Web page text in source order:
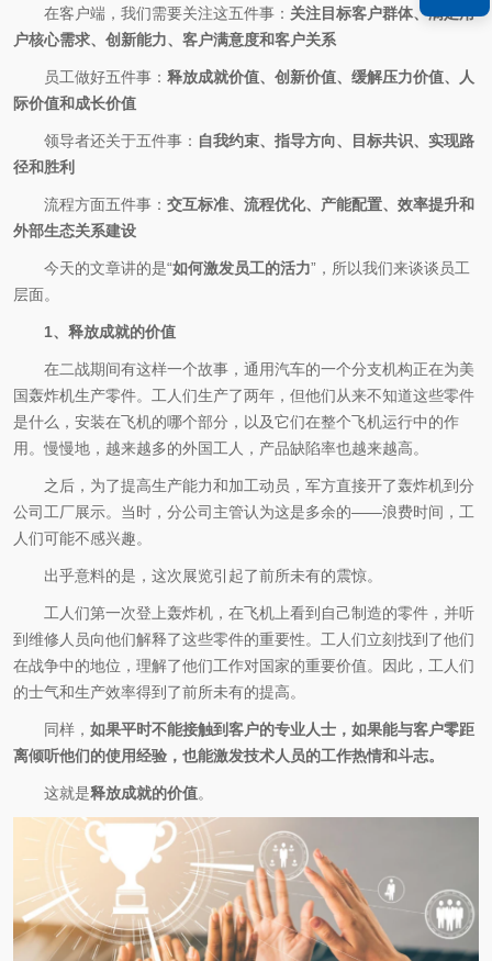
在客户端，我们需要关注这五件事： 关注目标客户群体、满足用
户核心需求、创新能力、客户满意度和客户关系
员工做好五件事： 释放成就价值、创新价值、缓解压力价值、人
际价值和成长价值
领导者还关于五件事： 自我约束、指导方向、目标共识、实现路
径和胜利
流程方面五件事： 交互标准、流程优化、产能配置、效率提升和
外部生态关系建设
今天的文章讲的是“如何激发员工的活力”，所以我们来谈谈员工
层面。
1、释放成就的价值
在二战期间有这样一个故事，通用汽车的一个分支机构正在为美
国轰炸机生产零件。工人们生产了两年，但他们从来不知道这些零件
是什么，安装在飞机的哪个部分，以及它们在整个飞机运行中的作
用。慢慢地，越来越多的外国工人，产品缺陷率也越来越高。
之后，为了提高生产能力和加工动员，军方直接开了轰炸机到分
公司工厂展示。当时，分公司主管认为这是多余的——浪费时间，工
人们可能不感兴趣。
出乎意料的是，这次展览引起了前所未有的震惊。
工人们第一次登上轰炸机，在飞机上看到自己制造的零件，并听
到维修人员向他们解释了这些零件的重要性。工人们立刻找到了他们
在战争中的地位，理解了他们工作对国家的重要价值。因此，工人们
的士气和生产效率得到了前所未有的提高。
同样， 如果平时不能接触到客户的专业人士，如果能与客户零距
离倾听他们的使用经验，也能激发技术人员的工作热情和斗志。
这就是释放成就的价值。